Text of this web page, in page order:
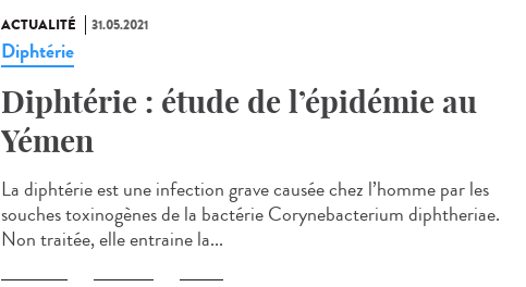
ACTUALITÉ 31.05.2021
Diphtérie
Diphtérie : étude de l’épidémie au
Yémen
La diphtérie est une infection grave causée chez l’homme par les
souches toxinogènes de la bactérie Corynebacterium diphtheriae.
Non traitée, elle entraine la...